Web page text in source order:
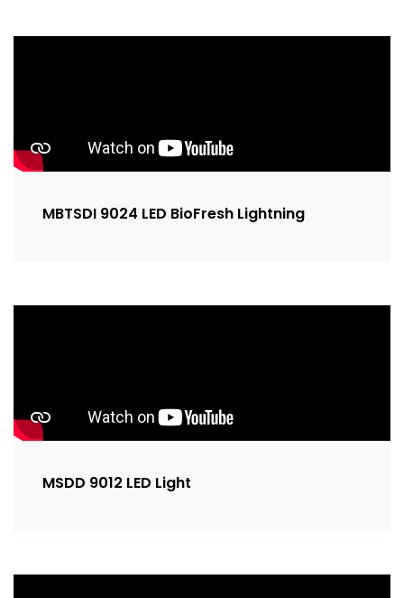
MBTSDI 9024 LED BioFresh Lightning
MSDD 9012 LED Light